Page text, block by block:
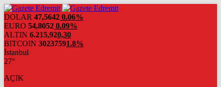
DOLAR 47,5642 0.06%
EURO 54,8052 0.09%
ALTIN 6.215,920,30
BITCOIN 30237591.8%
İstanbul
27°
AÇIK